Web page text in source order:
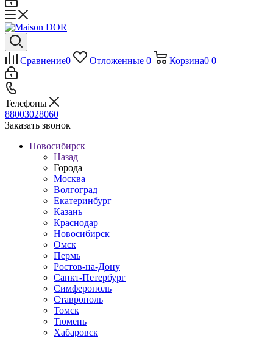
Сравнение0 Отложенные 0 Корзина0 0
Телефоны
88003028060
Заказать звонок
Новосибирск
Назад
Города
Москва
Волгоград
Екатеринбург
Казань
Краснодар
Новосибирск
Омск
Пермь
Ростов-на-Дону
Санкт-Петербург
Симферополь
Ставрополь
Томск
Тюмень
Хабаровск